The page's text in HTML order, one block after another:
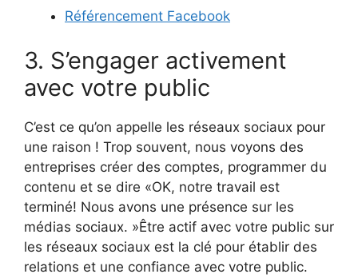
Référencement Facebook
3. S’engager activement
avec votre public
C’est ce qu’on appelle les réseaux sociaux pour
une raison ! Trop souvent, nous voyons des
entreprises créer des comptes, programmer du
contenu et se dire «OK, notre travail est
terminé! Nous avons une présence sur les
médias sociaux. »Être actif avec votre public sur
les réseaux sociaux est la clé pour établir des
relations et une confiance avec votre public.